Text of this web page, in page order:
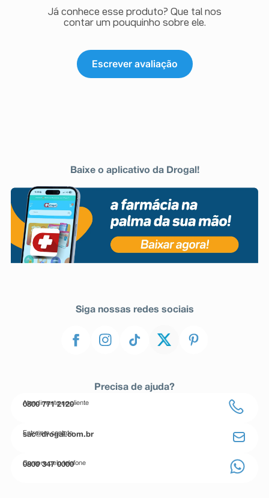
Já conhece esse produto? Que tal nos
contar um pouquinho sobre ele.
Escrever avaliação
Baixe o aplicativo da Drogal!
Siga nossas redes sociais
Precisa de ajuda?
Atendimento ao cliente
0800 771 2120
Entre em contato
sac@drogal.com.br
Compre pelo telefone
0800 347 0000